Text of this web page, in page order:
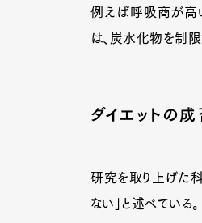
例えば呼吸商が高
は、炭水化物を制
ダイエットの
研究を取り上げた
ない」と述べている。